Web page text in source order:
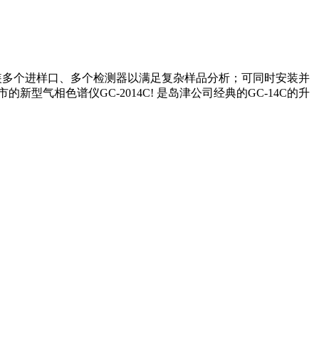
个进样口、多个检测器以满足复杂样品分析；可同时安装并
新型气相色谱仪GC-2014C! 是岛津公司经典的GC-14C的升